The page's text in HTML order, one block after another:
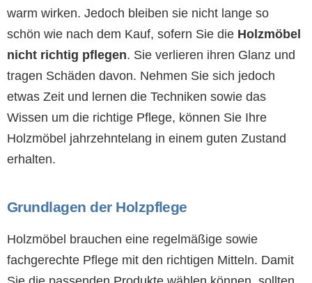
warm wirken. Jedoch bleiben sie nicht lange so
schön wie nach dem Kauf, sofern Sie die Holzmöbel
nicht richtig pflegen. Sie verlieren ihren Glanz und
tragen Schäden davon. Nehmen Sie sich jedoch
etwas Zeit und lernen die Techniken sowie das
Wissen um die richtige Pflege, können Sie Ihre
Holzmöbel jahrzehntelang in einem guten Zustand
erhalten.
Grundlagen der Holzpflege
Holzmöbel brauchen eine regelmäßige sowie
fachgerechte Pflege mit den richtigen Mitteln. Damit